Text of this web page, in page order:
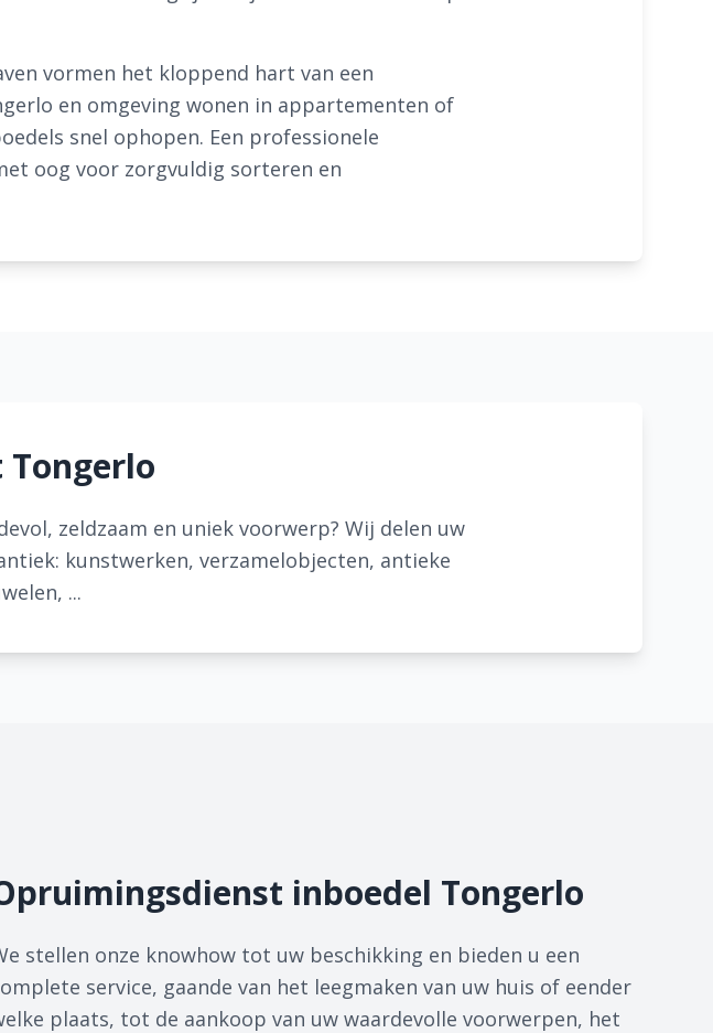
vormen het kloppend hart van een
en omgeving wonen in appartementen of
snel ophopen. Een professionele
oog voor zorgvuldig sorteren en
zeldzaam en uniek voorwerp? Wij delen uw
kunstwerken, verzamelobjecten, antieke
...
inboedel Tongerlo
stellen onze knowhow tot uw beschikking en bieden u een
service, gaande van het leegmaken van uw huis of eender
plaats, tot de aankoop van uw waardevolle voorwerpen, het